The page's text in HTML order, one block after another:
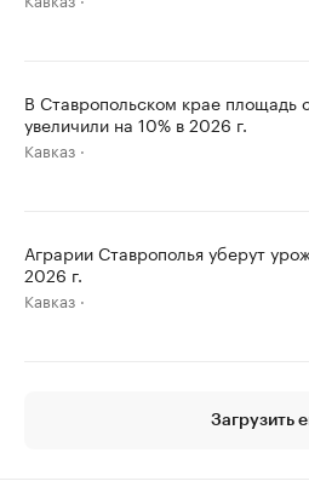
В Ставропольском крае площадь
увеличили на 10% в 2026 г.
Кавказ
Аграрии Ставрополья уберут
2026 г.
Кавказ
Загрузить